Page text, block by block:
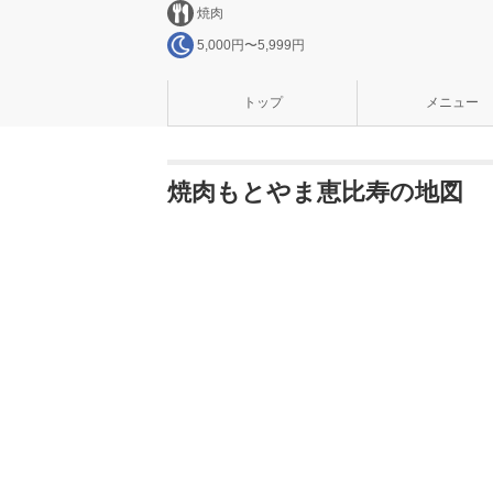
焼肉
5,000円〜5,999円
トップ メニュー
焼肉もとやま恵比寿の地図